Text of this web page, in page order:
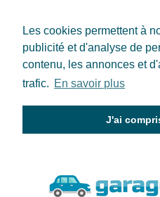
Les cookies permettent à
publicité et d'analyse de
contenu, les annonces et
trafic. En savoir plus
J'ai